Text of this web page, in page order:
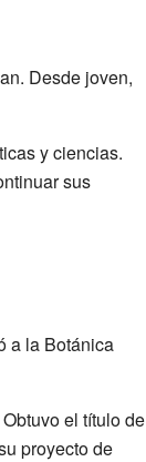
Desde joven,
y ciencias.
sus
a la Botánica
Obtuvo el título de
proyecto de